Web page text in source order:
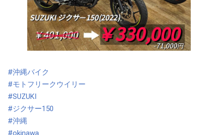
#沖縄バイク
#モトフリークウイリー
#SUZUKI
#ジクサー150
#沖縄
#okinawa